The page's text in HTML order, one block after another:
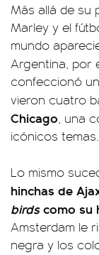
Más allá de su
Marley y el
mundo
Argentina, por
confeccionó
vieron cuatro
Chicago, una
icónicos temas.
Lo mismo
hinchas de
birdscomo su
Amsterdam le
negra y los